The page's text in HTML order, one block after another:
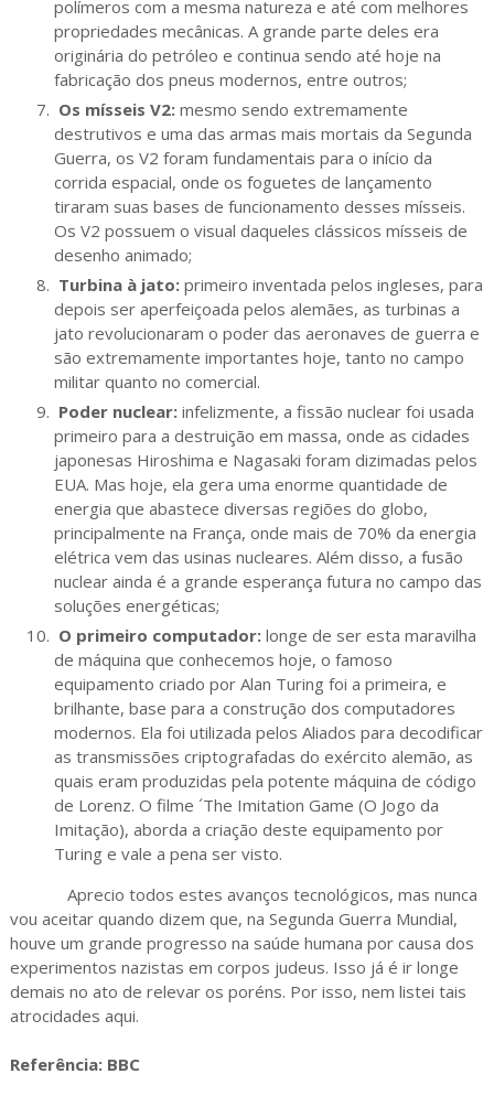
polímeros com a mesma natureza e até com melhores
propriedades mecânicas. A grande parte deles era
originária do petróleo e continua sendo até hoje na
fabricação dos pneus modernos, entre outros;
Os mísseis V2:mesmo sendo extremamente
destrutivos e uma das armas mais mortais da Segunda
Guerra, os V2 foram fundamentais para o início da
corrida espacial, onde os foguetes de lançamento
tiraram suas bases de funcionamento desses mísseis.
Os V2 possuem o visual daqueles clássicos mísseis de
desenho animado;
Turbina à jato:primeiro inventada pelos ingleses, para
depois ser aperfeiçoada pelos alemães, as turbinas a
jato revolucionaram o poder das aeronaves de guerra e
são extremamente importantes hoje, tanto no campo
militar quanto no comercial.
Poder nuclear:infelizmente, a fissão nuclear foi usada
primeiro para a destruição em massa, onde as cidades
japonesas Hiroshima e Nagasaki foram dizimadas pelos
EUA. Mas hoje, ela gera uma enorme quantidade de
energia que abastece diversas regiões do globo,
principalmente na França, onde mais de 70% da energia
elétrica vem das usinas nucleares. Além disso, a fusão
nuclear ainda é a grande esperança futura no campo das
soluções energéticas;
O primeiro computador:longe de ser esta maravilha
de máquina que conhecemos hoje, o famoso
equipamento criado por Alan Turing foi a primeira, e
brilhante, base para a construção dos computadores
modernos. Ela foi utilizada pelos Aliados para decodificar
as transmissões criptografadas do exército alemão, as
quais eram produzidas pela potente máquina de código
de Lorenz. O filme ´The Imitation Game (O Jogo da
Imitação), aborda a criação deste equipamento por
Turing e vale a pena ser visto.
Aprecio todos estes avanços tecnológicos, mas nunca
vou aceitar quando dizem que, na Segunda Guerra Mundial,
houve um grande progresso na saúde humana por causa dos
experimentos nazistas em corpos judeus. Isso já é ir longe
demais no ato de relevar os poréns. Por isso, nem listei tais
atrocidades aqui.
Referência: BBC